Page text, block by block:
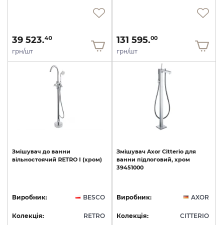
39 523.40
грн/шт
131 595.00
грн/шт
Змішувач до ванни
вільностоячий RETRO I (хром)
Виробник: BESCO
Колекція: RETRO
Змішувач Axor Citterio для
ванни підлоговий, хром
39451000
Виробник: AXOR
Колекція: CITTERIO